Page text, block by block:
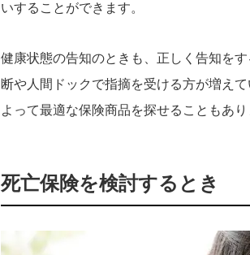
いすることができます。
健康状態の告知のときも、正しく告知を
断や人間ドックで指摘を受ける方が増え
よって最適な保険商品を探せることもあり
死亡保険を検討するとき